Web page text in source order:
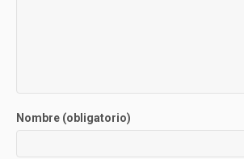
Nombre (obligatorio)